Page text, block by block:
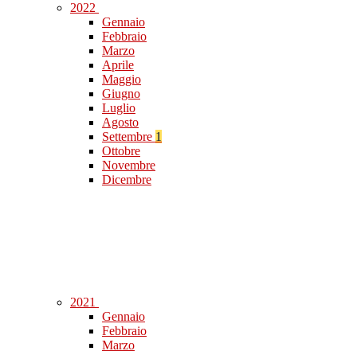
2022
Gennaio
Febbraio
Marzo
Aprile
Maggio
Giugno
Luglio
Agosto
Settembre 1
Ottobre
Novembre
Dicembre
2021
Gennaio
Febbraio
Marzo